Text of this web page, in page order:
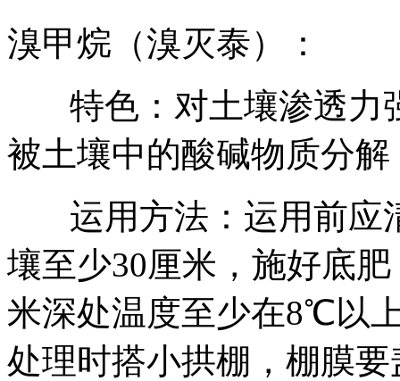
溴甲烷（溴灭泰）：
特色：对土壤渗透力
被土壤中的酸碱物质分
运用方法：运用前应
壤至少30厘米，施好底
米深处温度至少在8℃以
处理时搭小拱棚，棚膜要